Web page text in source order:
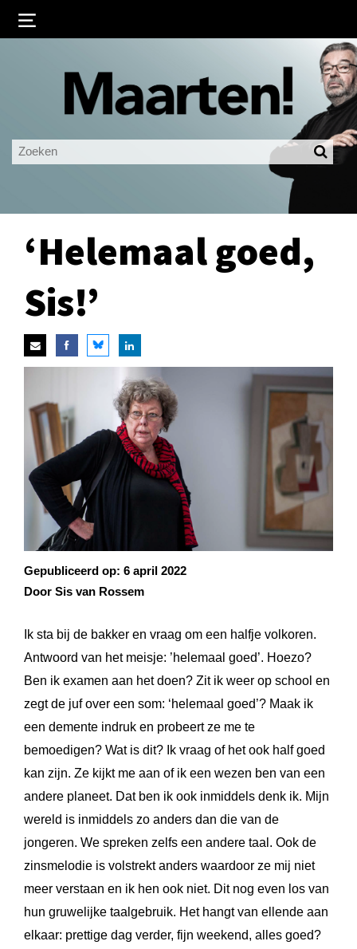
Ingelogd blijven
LOGIN
‘Helemaal goed,
Sis!’
Gepubliceerd op: 6 april 2022
Door Sis van Rossem
Ik sta bij de bakker en vraag om een halfje volkoren.
Antwoord van het meisje: ’helemaal goed’. Hoezo?
Ben ik examen aan het doen? Zit ik weer op school en
zegt de juf over een som: ‘helemaal goed’? Maak ik
een demente indruk en probeert ze me te
bemoedigen? Wat is dit? Ik vraag of het ook half goed
kan zijn. Ze kijkt me aan of ik een wezen ben van een
andere planeet. Dat ben ik ook inmiddels denk ik. Mijn
wereld is inmiddels zo anders dan die van de
jongeren. We spreken zelfs een andere taal. Ook de
zinsmelodie is volstrekt anders waardoor ze mij niet
meer verstaan en ik hen ook niet. Dit nog even los van
hun gruwelijke taalgebruik. Het hangt van ellende aan
elkaar: prettige dag verder, fijn weekend, alles goed?